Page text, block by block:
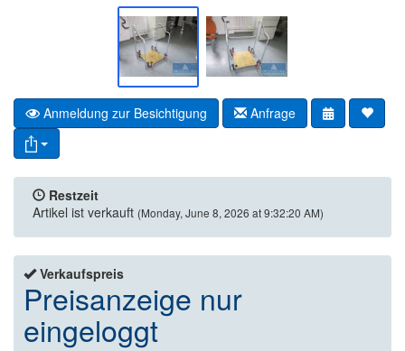
Anmeldung zur Besichtigung Anfrage
Restzeit
Artikel ist verkauft (Monday, June 8, 2026 at 9:32:20 AM)
Verkaufspreis
Preisanzeige nur
eingeloggt